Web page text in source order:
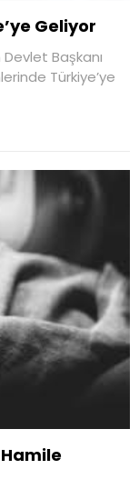
Geliyor
Başkanı
Türkiye’ye
Hamile